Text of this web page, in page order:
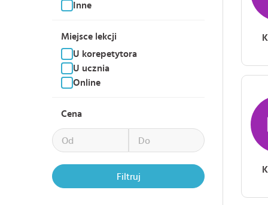
Inne
Miejsce lekcji
U korepetytora
U ucznia
Online
Cena
Filtruj